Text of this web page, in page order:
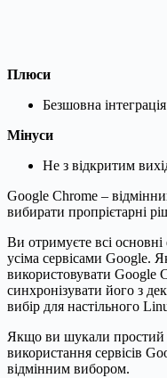
Плюси
Безшовна
Мінуси
Не з відкритим
Google Chrome –
вибирати пропрієтарні
Ви отримуєте всі основні
усіма сервісами Google.
використовувати Google
синхронізувати його з
вибір для настільного
Якщо ви шукали простий
використання сервісів
відмінним вибором.